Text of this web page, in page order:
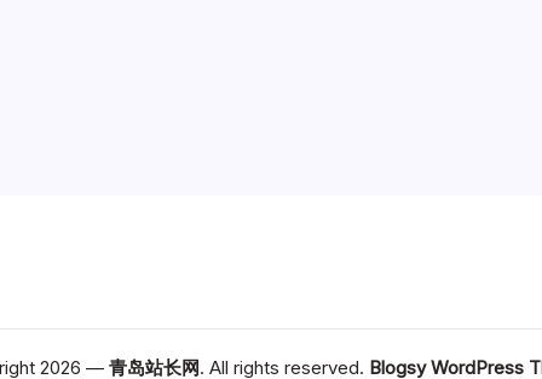
2026 — 青岛站长网. All rights reserved. Blogsy WordPress